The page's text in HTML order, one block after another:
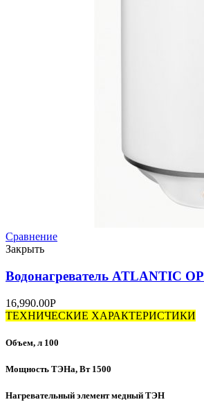
Сравнение
Закрыть
Водонагреватель ATLANTIC
16,990.00Р
ТЕХНИЧЕСКИЕ ХАРАКТЕРИСТИКИ
Объем, л 100
Мощность ТЭНа, Вт 1500
Нагревательный элемент медный ТЭН